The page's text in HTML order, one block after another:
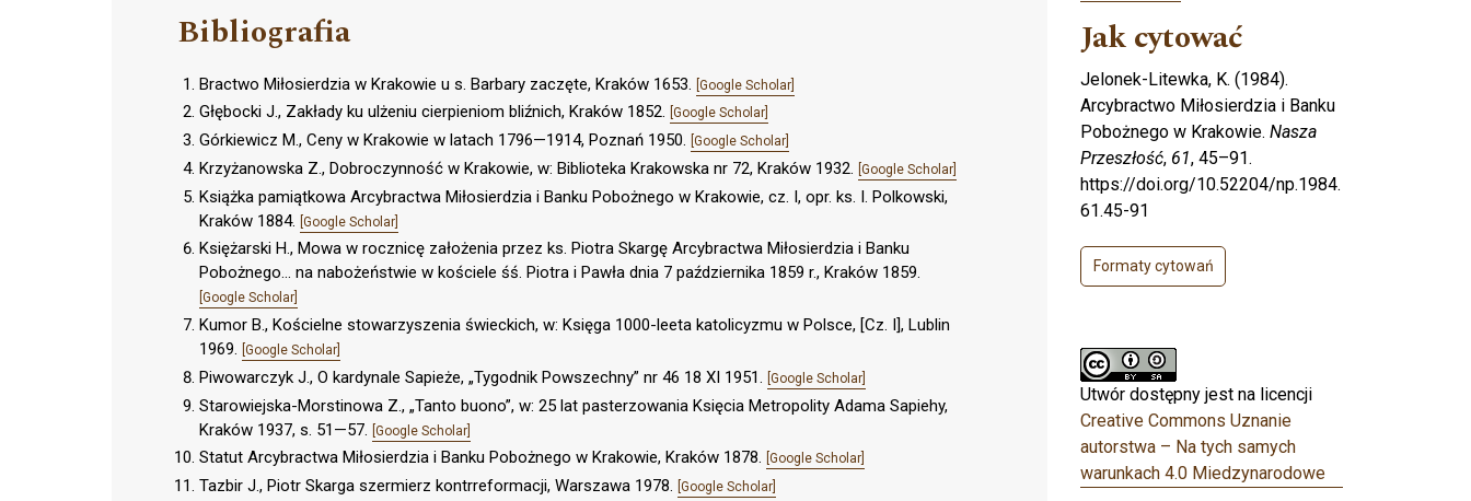
Bibliografia
Bractwo Miłosierdzia w Krakowie u s. Barbary zaczęte, Kraków 1653. [Google Scholar]
Głębocki J., Zakłady ku ulżeniu cierpieniom bliźnich, Kraków 1852. [Google Scholar]
Górkiewicz M., Ceny w Krakowie w latach 1796—1914, Poznań 1950. [Google Scholar]
Krzyżanowska Z., Dobroczynność w Krakowie, w: Biblioteka Krakowska nr 72, Kraków 1932. [Google Scholar]
Książka pamiątkowa Arcybractwa Miłosierdzia i Banku Pobożnego w Krakowie, cz. I, opr. ks. I. Polkowski,
Kraków 1884. [Google Scholar]
Księżarski H., Mowa w rocznicę założenia przez ks. Piotra Skargę Arcybractwa Miłosierdzia i Banku
Pobożnego... na nabożeństwie w kościele śś. Piotra i Pawła dnia 7 października 1859 r., Kraków 1859.
[Google Scholar]
Kumor B., Kościelne stowarzyszenia świeckich, w: Księga 1000-leeta katolicyzmu w Polsce, [Cz. I], Lublin
1969. [Google Scholar]
Piwowarczyk J., O kardynale Sapieże, „Tygodnik Powszechny” nr 46 18 XI 1951. [Google Scholar]
Starowiejska-Morstinowa Z., „Tanto buono”, w: 25 lat pasterzowania Księcia Metropolity Adama Sapiehy,
Kraków 1937, s. 51—57. [Google Scholar]
Statut Arcybractwa Miłosierdzia i Banku Pobożnego w Krakowie, Kraków 1878. [Google Scholar]
Tazbir J., Piotr Skarga szermierz kontrreformacji, Warszawa 1978. [Google Scholar]
Jak cytować
Jelonek-Litewka, K. (1984).
Arcybractwo Miłosierdzia i Banku
Pobożnego w Krakowie. Nasza
Przeszłość, 61, 45–91.
https://doi.org/10.52204/np.1984.
61.45-91
Formaty cytowań
Utwór dostępny jest na licencji
Creative Commons Uznanie
autorstwa – Na tych samych
warunkach 4.0 Miedzynarodowe